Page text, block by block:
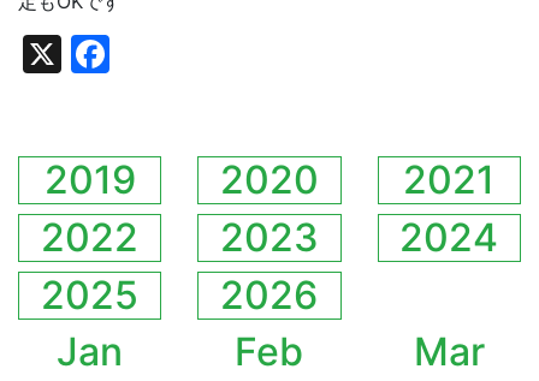
X
2019 2020
2021
2022
2023
2024
2025
2026
Jan
Feb
Mar